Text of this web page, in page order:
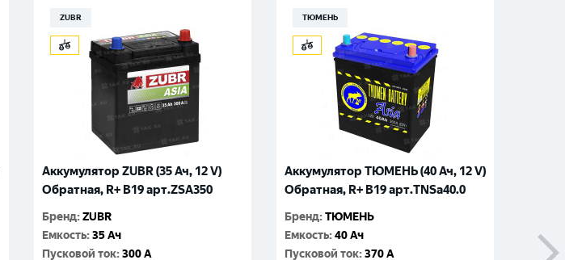
ZUBR
Аккумулятор ZUBR (35 Ач, 12 V)
Обратная, R+ B19 арт.ZSA350
Бренд:ZUBR
Емкость:35 Ач
Пусковой ток:300 A
ТЮМЕНЬ
Аккумулятор ТЮМЕНЬ (40 Ач, 12 V)
Обратная, R+ B19 арт.TNSa40.0
Бренд:ТЮМЕНЬ
Емкость:40 Ач
Пусковой ток:370 A